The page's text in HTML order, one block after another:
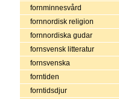
fornminnesvård
fornnordisk religion
fornnordiska gudar
fornsvensk litteratur
fornsvenska
forntiden
forntidsdjur